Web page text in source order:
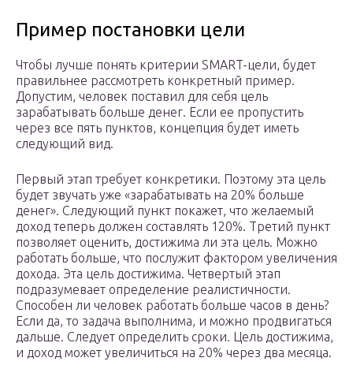
Пример постановки цели
Чтобы лучше понять критерии SMART-цели, будет
правильнее рассмотреть конкретный пример.
Допустим, человек поставил для себя цель
зарабатывать больше денег. Если ее пропустить
через все пять пунктов, концепция будет иметь
следующий вид.
Первый этап требует конкретики. Поэтому эта цель
будет звучать уже «зарабатывать на 20% больше
денег». Следующий пункт покажет, что желаемый
доход теперь должен составлять 120%. Третий пункт
позволяет оценить, достижима ли эта цель. Можно
работать больше, что послужит фактором увеличения
дохода. Эта цель достижима. Четвертый этап
подразумевает определение реалистичности.
Способен ли человек работать больше часов в день?
Если да, то задача выполнима, и можно продвигаться
дальше. Следует определить сроки. Цель достижима,
и доход может увеличиться на 20% через два месяца.